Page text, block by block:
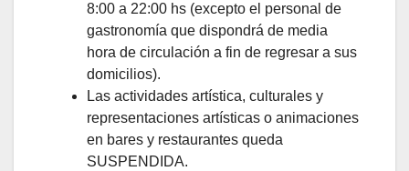
8:00 a 22:00 hs (excepto el personal de
gastronomía que dispondrá de media
hora de circulación a fin de regresar a sus
domicilios).
Las actividades artística, culturales y
representaciones artísticas o animaciones
en bares y restaurantes queda
SUSPENDIDA.